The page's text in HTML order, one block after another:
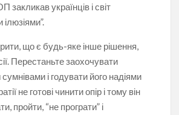
закликав українців і світ
що є будь-яке інше рішення,
Перестаньте заохочувати
і годувати його надіями
не готові чинити опір і тому він
пройти, “не програти” і